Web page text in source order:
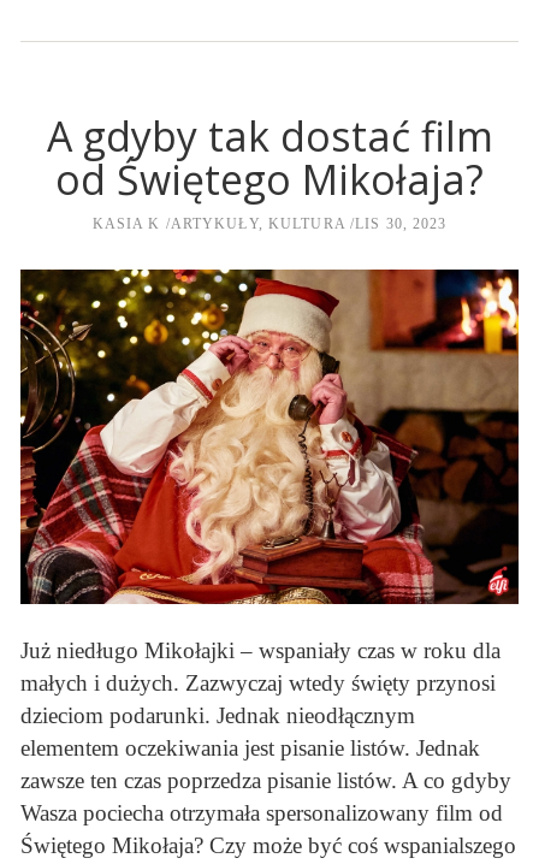
A gdyby tak dostać film
od Świętego Mikołaja?
KASIA K ARTYKUŁY, KULTURA LIS 30, 2023
Już niedługo Mikołajki – wspaniały czas w roku dla
małych i dużych. Zazwyczaj wtedy święty przynosi
dzieciom podarunki. Jednak nieodłącznym
elementem oczekiwania jest pisanie listów. Jednak
zawsze ten czas poprzedza pisanie listów. A co gdyby
Wasza pociecha otrzymała spersonalizowany film od
Świętego Mikołaja? Czy może być coś wspanialszego